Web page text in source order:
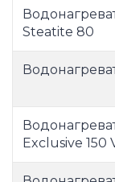
Steatite 80
Exclusive 150